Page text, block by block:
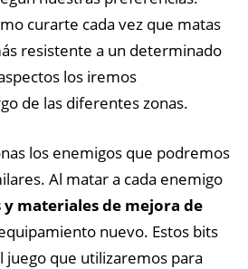
curarte cada vez que matas
resistente a un determinado
los iremos
de las diferentes zonas.
los enemigos que podremos
Al matar a cada enemigo
y materiales de mejora de
nuevo. Estos bits
juego que utilizaremos para